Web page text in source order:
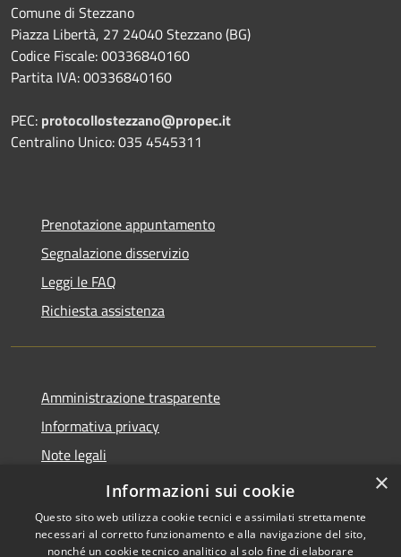
Comune di Stezzano
Piazza Libertà, 27 24040 Stezzano (BG)
Codice Fiscale: 00336840160
Partita IVA: 00336840160
PEC: protocollostezzano@propec.it
Centralino Unico: 035 4545311
Prenotazione appuntamento
Segnalazione disservizio
Leggi le FAQ
Richiesta assistenza
Amministrazione trasparente
Informativa privacy
Note legali
Dichiarazione di accessibilità
×
Informazioni sui cookie
Questo sito web utilizza cookie tecnici e assimilati strettamente
necessari al corretto funzionamento e alla navigazione del sito,
nonché un cookie tecnico analitico al solo fine di elaborare